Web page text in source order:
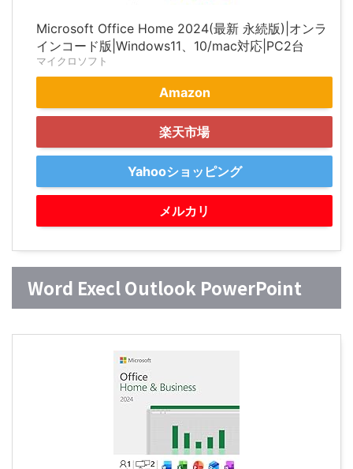
Microsoft Office Home 2024(最新 永続版)|オンラ
インコード版|Windows11、10/mac対応|PC2台
マイクロソフト
Amazon
楽天市場
Yahooショッピング
メルカリ
Word Execl Outlook PowerPoint